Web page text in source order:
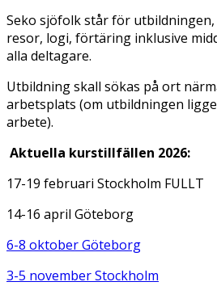
Seko sjöfolk står för
resor, logi, förtäring inklusive
alla deltagare.
Utbildning skall sökas på ort
arbetsplats (om utbildningen
arbete).
Aktuella kurstillfällen 2026:
17-19 februari Stockholm FULLT
14-16 april Göteborg
6-8 oktober Göteborg
3-5 november Stockholm